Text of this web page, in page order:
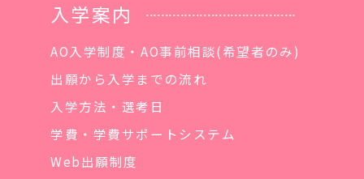
入学案内
AO入学制度・AO事前相談(希望者のみ)
出願から入学までの流れ
入学方法・選考日
学費・学費サポートシステム
Web出願制度